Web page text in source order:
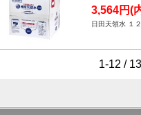
3,564円(
日田天領水 １
1-12 / 13